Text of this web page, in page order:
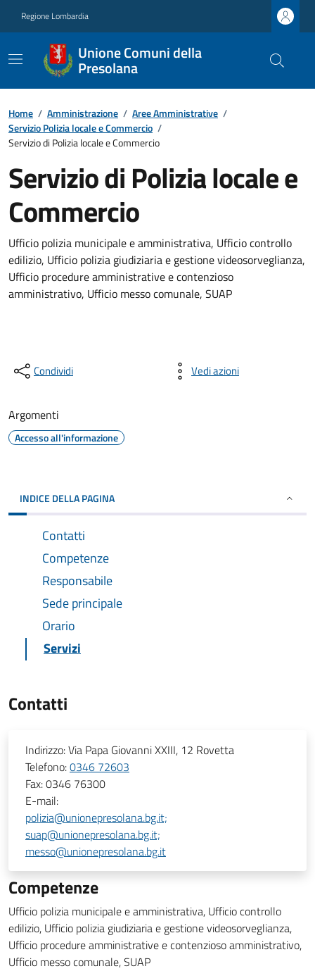
Regione Lombardia
Unione Comuni della
Presolana
Home / Amministrazione / Aree Amministrative /
Servizio Polizia locale e Commercio /
Servizio di Polizia locale e Commercio
Servizio di Polizia locale e
Commercio
Ufficio polizia municipale e amministrativa, Ufficio controllo
edilizio, Ufficio polizia giudiziaria e gestione videosorveglianza,
Ufficio procedure amministrative e contenzioso
amministrativo, Ufficio messo comunale, SUAP
Condividi Vedi azioni
Argomenti
Accesso all'informazione
INDICE DELLA PAGINA
Contatti
Competenze
Responsabile
Sede principale
Orario
Servizi
Contatti
Indirizzo:Via Papa Giovanni XXIII, 12 Rovetta
Telefono:0346 72603
Fax:0346 76300
E-mail:
polizia@unionepresolana.bg.it;
suap@unionepresolana.bg.it;
messo@unionepresolana.bg.it
Competenze
Ufficio polizia municipale e amministrativa, Ufficio controllo
edilizio, Ufficio polizia giudiziaria e gestione videosorveglianza,
Ufficio procedure amministrative e contenzioso amministrativo,
Ufficio messo comunale, SUAP